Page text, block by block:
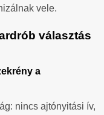
vele.
választás
a
nincs ajtónyitási ív,